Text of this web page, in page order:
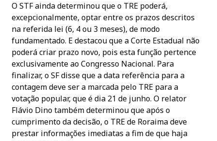
O STF ainda determinou que o TRE poderá,
excepcionalmente, optar entre os prazos descritos
na referida lei (6, 4 ou 3 meses), de modo
fundamentado. E destacou que a Corte Estadual não
poderá criar prazo novo, pois esta função pertence
exclusivamente ao Congresso Nacional. Para
finalizar, o SF disse que a data referência para a
contagem deve ser a marcada pelo TRE para a
votação popular, que é dia 21 de junho. O relator
Flávio Dino também determinou que após o
cumprimento da decisão, o TRE de Roraima deve
prestar informações imediatas a fim de que haja